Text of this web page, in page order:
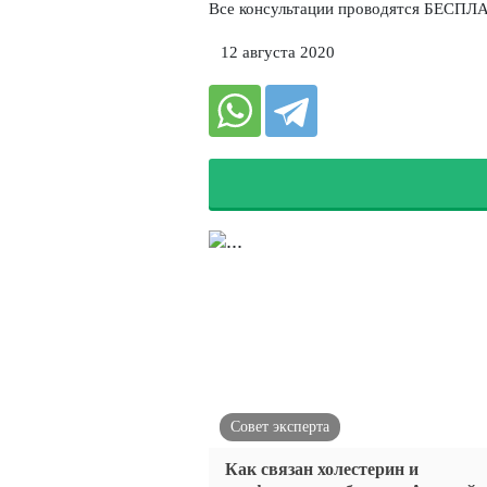
Все консультации проводятся
⠀12 августа 2020
Совет эксперта
Как связан холестерин и